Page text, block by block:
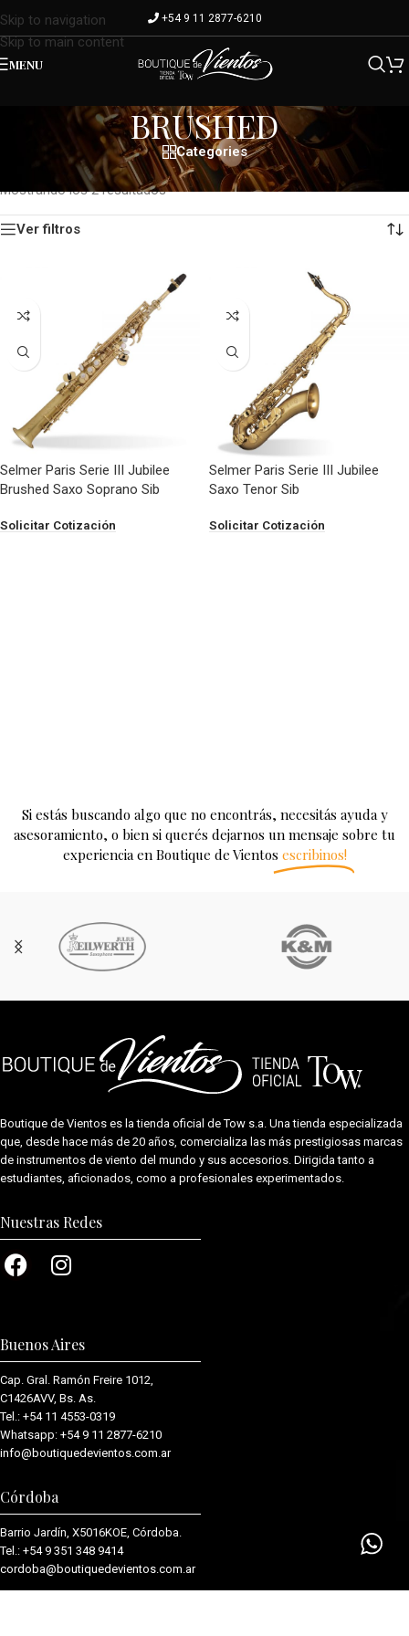
Skip to navigation
Skip to main content
+54 9 11 2877-6210
MENU
BRUSHED
Categories
Terminación del producto/BRUSHED
Mostrando los 2 resultados
Ver filtros
Selmer Paris Serie III Jubilee
Brushed Saxo Soprano Sib
Solicitar Cotización
Selmer Paris Serie III Jubilee
Saxo Tenor Sib
Solicitar Cotización
Si estás buscando algo que no encontrás, necesitás ayuda y
asesoramiento, o bien si querés dejarnos un mensaje sobre tu
experiencia en Boutique de Vientos escribinos!
Boutique de Vientos es la tienda oficial deTow s.a. Una tienda especializada
que, desde hace más de 20 años, comercializa las más prestigiosas marcas
de instrumentos de viento del mundo y sus accesorios. Dirigida tanto a
estudiantes, aficionados, como a profesionales experimentados.
Nuestras Redes
Buenos Aires
Cap. Gral. Ramón Freire 1012,
C1426AVV, Bs. As.
Tel.: +54 11 4553-0319
Whatsapp: +54 9 11 2877-6210
info@boutiquedevientos.com.ar
Córdoba
Barrio Jardín, X5016KOE, Córdoba.
Tel.: +54 9 351 348 9414
cordoba@boutiquedevientos.com.ar